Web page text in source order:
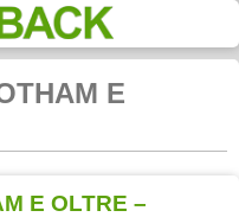
E
E OLTRE –